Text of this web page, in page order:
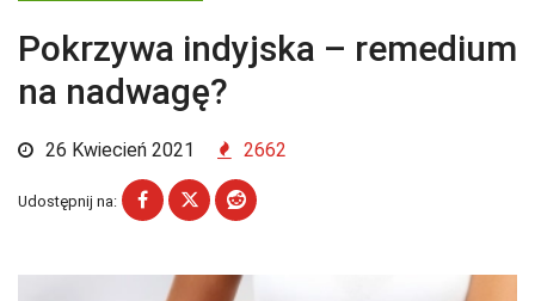
Pokrzywa indyjska – remedium
na nadwagę?
26 Kwiecień 2021 2662
Udostępnij na: